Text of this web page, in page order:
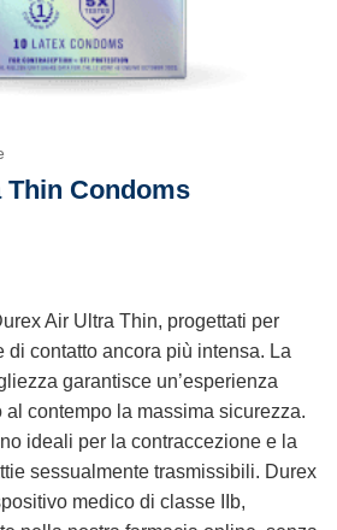
Condoms
Air Ultra Thin, progettati per
di contatto ancora più intensa. La
garantisce un’esperienza
al contempo la massima sicurezza.
ideali per la contraccezione e la
sessualmente trasmissibili. Durex
medico di classe IIb,